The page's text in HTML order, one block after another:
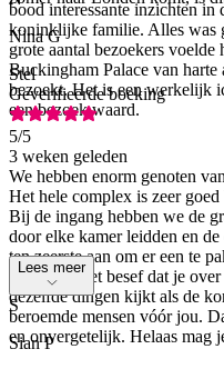
bood interessante inzichten in
koninklijke familie. Alles was
grote aantal bezoekers
Buckingham Palace van harte
bezoekt. Het is een werkelijk
een bezoek waard.
Nina G
Stel
Geverifieerde boeking
5/5
3 weken geleden
We hebben enorm genoten
Het hele complex is zeer
Bij de ingang hebben we de
door elke kamer leidden en
ten zeerste aan om er een te
blijven, is het besef dat je
dezelfde dingen kijkt als de
beroemde mensen vóór jou.
en onvergetelijk. Helaas mag
Lees meer
S
Sian P